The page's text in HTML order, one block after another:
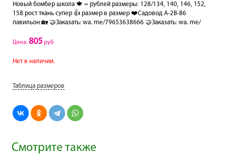
Новый бомбер школа 🍁 = рублей размеры: 128/134, 140, 146, 152,
158 рост ткань супер 👍 размер в размер ❤️Садовод А-2В-86
павильон 🏡 🤝Заказать: wa. me/79653638666 🤝Заказать: wa. me/
Цена: 805 руб
Нет в наличии.
Таблица размеров
Смотрите также